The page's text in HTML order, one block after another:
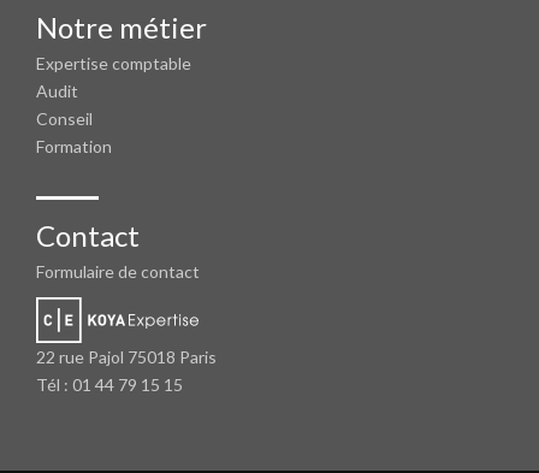
Notre métier
Expertise comptable
Audit
Conseil
Formation
Contact
Formulaire de contact
22 rue Pajol 75018 Paris
Tél : 01 44 79 15 15